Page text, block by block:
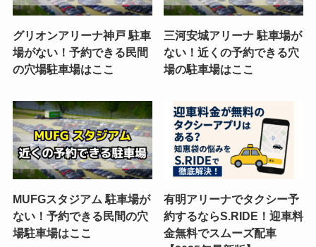
グリオンアリーナ神戸 駐車
場がない！予約できる民間
の穴場駐車場はここ
三河安城アリーナ 駐車場が
ない！近くの予約できる穴
場の駐車場はここ
MUFGスタジアム 駐車場が
ない！予約できる民間の穴
場駐車場はここ
有明アリーナでタクシー予
約するならS.RIDE！迎車料
金無料でスムーズ配車